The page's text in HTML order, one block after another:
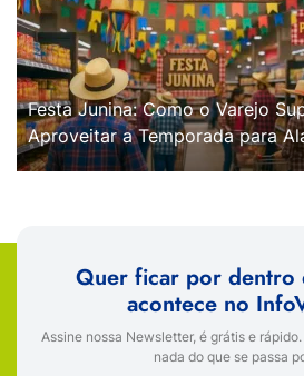
Festa Junina: Como o Varejo
Aproveitar a Temporada para
Quer ficar por dentro
acontece no
Assine nossa Newsletter, é grátis e
nada do que se passa